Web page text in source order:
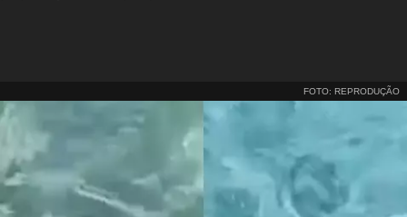
FOTO: REPRODUÇÃO